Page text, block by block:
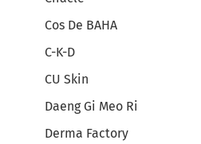
Cos De BAHA
C-K-D
CU Skin
Daeng Gi Meo Ri
Derma Factory